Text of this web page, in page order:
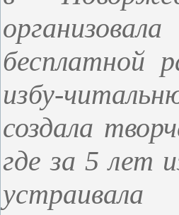
бесплатной
избу-
создала
где за 5 лет